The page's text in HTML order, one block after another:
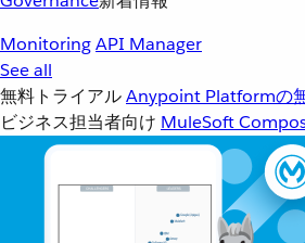
MonitoringAPI Manager
See all
無料トライアルAnypoint Platformの
ビジネス担当者向け MuleSoft